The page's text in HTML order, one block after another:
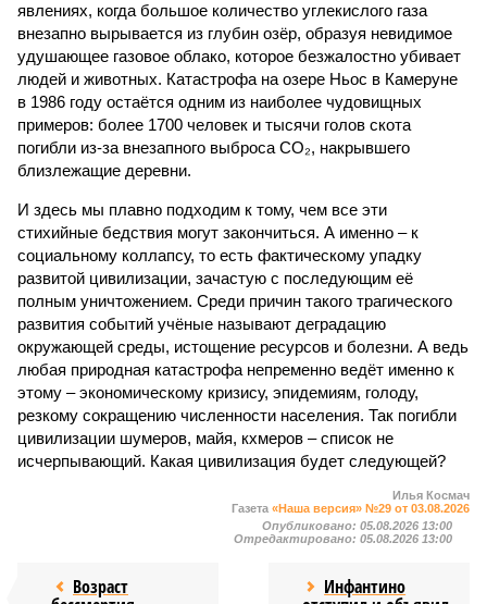
явлениях, когда большое количество углекислого газа
внезапно вырывается из глубин озёр, образуя невидимое
удушающее газовое облако, которое безжалостно убивает
людей и животных. Катастрофа на озере Ньос в Камеруне
в 1986 году остаётся одним из наиболее чудовищных
примеров: более 1700 человек и тысячи голов скота
погибли из-за внезапного выброса CO₂, накрывшего
близлежащие деревни.
И здесь мы плавно подходим к тому, чем все эти
стихийные бедствия могут закончиться. А именно – к
социальному коллапсу, то есть фактическому упадку
развитой цивилизации, зачастую с последующим её
полным уничтожением. Среди причин такого трагического
развития событий учёные называют деградацию
окружающей среды, истощение ресурсов и болезни. А ведь
любая природная катастрофа непременно ведёт именно к
этому – экономическому кризису, эпидемиям, голоду,
резкому сокращению численности населения. Так погибли
цивилизации шумеров, майя, кхмеров – список не
исчерпывающий. Какая цивилизация будет следующей?
Илья Космач
Газета «Наша версия» №29 от 03.08.2026
Опубликовано: 05.08.2026 13:00
Отредактировано: 05.08.2026 13:00
Возраст Инфантино